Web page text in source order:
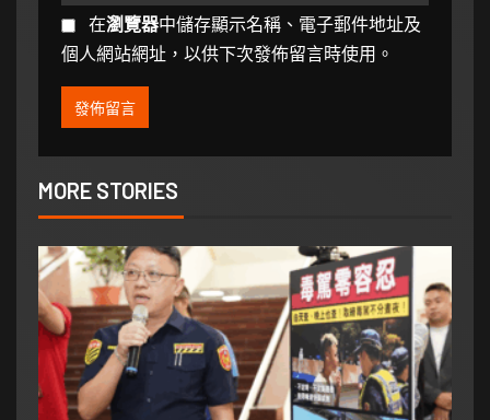
在瀏覽器中儲存顯示名稱、電子郵件地址及
個人網站網址，以供下次發佈留言時使用。
MORE STORIES